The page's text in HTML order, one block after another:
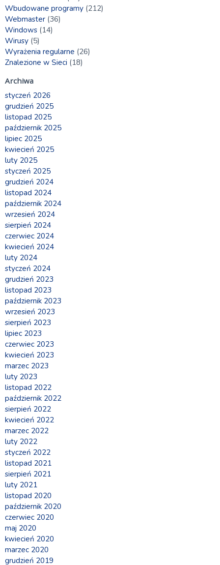
Wbudowane programy (212)
Webmaster (36)
Windows (14)
Wirusy (5)
Wyrażenia regularne (26)
Znalezione w Sieci (18)
Archiwa
styczeń 2026
grudzień 2025
listopad 2025
październik 2025
lipiec 2025
kwiecień 2025
luty 2025
styczeń 2025
grudzień 2024
listopad 2024
październik 2024
wrzesień 2024
sierpień 2024
czerwiec 2024
kwiecień 2024
luty 2024
styczeń 2024
grudzień 2023
listopad 2023
październik 2023
wrzesień 2023
sierpień 2023
lipiec 2023
czerwiec 2023
kwiecień 2023
marzec 2023
luty 2023
listopad 2022
październik 2022
sierpień 2022
kwiecień 2022
marzec 2022
luty 2022
styczeń 2022
listopad 2021
sierpień 2021
luty 2021
listopad 2020
październik 2020
czerwiec 2020
maj 2020
kwiecień 2020
marzec 2020
grudzień 2019